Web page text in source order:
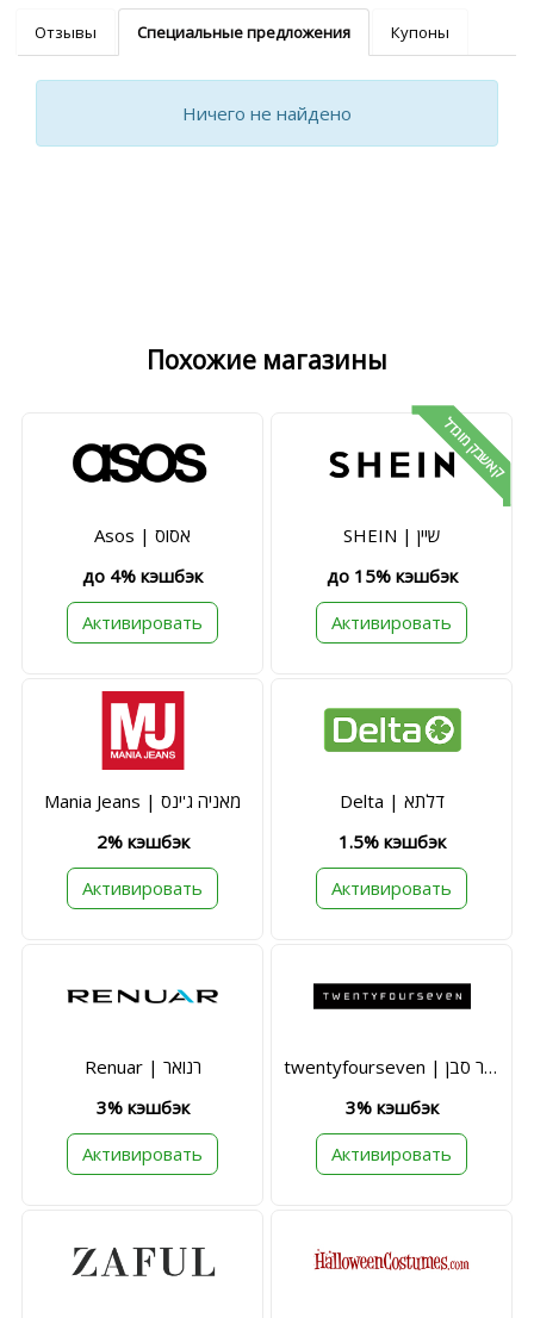
Отзывы Специальные предложения Купоны
Ничего не найдено
Похожие магазины
Asos | אסוס
до 4% кэшбэк
Активировать
קאשבק מוגדל
SHEIN | שיין
до 15% кэшбэк
Активировать
Mania Jeans | מאניה ג'ינס
2% кэшбэк
Активировать
Delta | דלתא
1.5% кэшбэк
Активировать
Renuar | רנואר
3% кэшбэк
Активировать
twentyfourseven | טוונטי פור סבן
3% кэшбэк
Активировать